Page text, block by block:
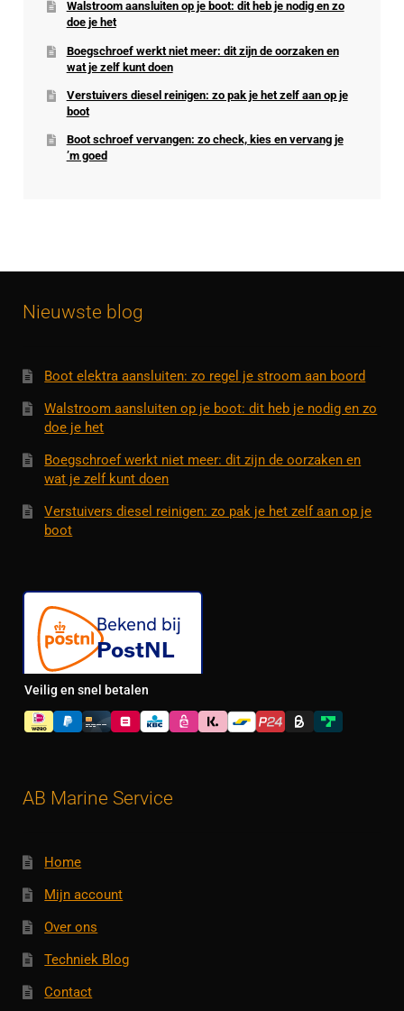
Walstroom aansluiten op je boot: dit heb je nodig en zo
doe je het
Boegschroef werkt niet meer: dit zijn de oorzaken en
wat je zelf kunt doen
Verstuivers diesel reinigen: zo pak je het zelf aan op je
boot
Boot schroef vervangen: zo check, kies en vervang je
’m goed
Nieuwste blog
Boot elektra aansluiten: zo regel je stroom aan boord
Walstroom aansluiten op je boot: dit heb je nodig en zo
doe je het
Boegschroef werkt niet meer: dit zijn de oorzaken en
wat je zelf kunt doen
Verstuivers diesel reinigen: zo pak je het zelf aan op je
boot
Veilig en snel betalen
AB Marine Service
Home
Mijn account
Over ons
Techniek Blog
Contact